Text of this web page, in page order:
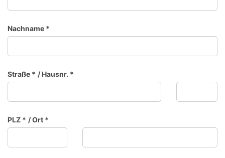
Nachname *
Straße * / Hausnr. *
PLZ * /Ort *